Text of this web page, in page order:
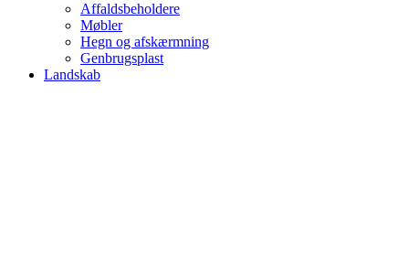
Affaldsbeholdere
Møbler
Hegn og afskærmning
Genbrugsplast
Landskab